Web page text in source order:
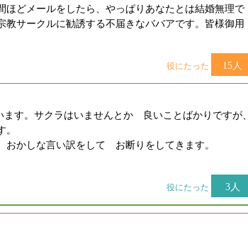
どメールをしたら、やっぱりあなたとは結婚無理で
サークルに勧誘する不届きなババアです。皆様御用
役にたった 15人
す。サクラはいませんとか 良いことばかりですが、
かしな言い訳をして お断りをしてきます。
役にたった 3人